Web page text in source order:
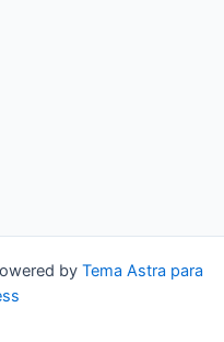
by Tema Astra para